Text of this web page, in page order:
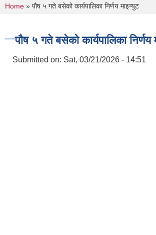
You are here
Home » पाैष ५ गते बसेको कार्यपालिका निर्णय माइन्युट
पाैष ५ गते बसेको कार्यपालिका निर्णय
Submitted on: Sat, 03/21/2026 - 14:51